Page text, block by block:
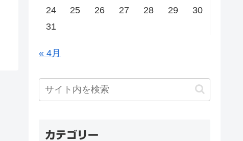
24
25 26 27 28 29
30
31
« 4月
カテゴリー